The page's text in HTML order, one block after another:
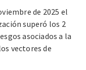
de 2025 el
superó los 2
asociados a la
vectores de